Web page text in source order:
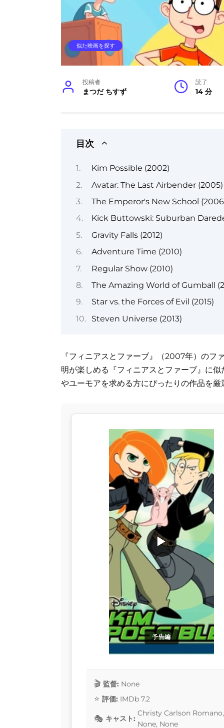
似た映画を探す
投稿者
まつだ ちすず
読了
14 分
目次
Kim Possible (2002)
Avatar: The Last Airbender (2005)
The Emperor's New School
Kick Buttowski: Suburban
Gravity Falls (2012)
Adventure Time (2010)
Regular Show (2010)
The Amazing World of Gumball
Star vs. the Forces of Evil (2015)
Steven Universe (2013)
『フィニアスとファーブ』（2007年）のフ
明が楽しめる『フィニアスとファーブ』に
やユーモアを求める方にぴったりの作品を厳
予告編
▶
監督: None
評価: IMDb 7.2
キャスト:
Christy Carlson
None, None